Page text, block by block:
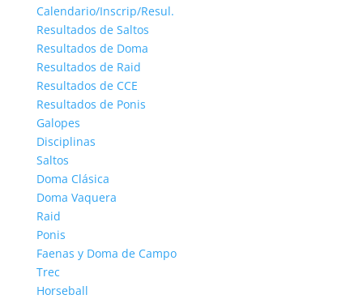
Calendario/Inscrip/Resul.
Resultados de Saltos
Resultados de Doma
Resultados de Raid
Resultados de CCE
Resultados de Ponis
Galopes
Disciplinas
Saltos
Doma Clásica
Doma Vaquera
Raid
Ponis
Faenas y Doma de Campo
Trec
Horseball